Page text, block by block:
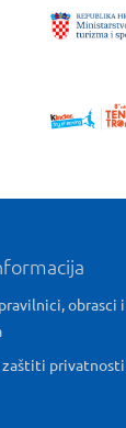
obrasci
zaštiti privatnosti